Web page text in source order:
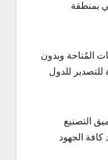
بمنطقة
المُتاحة وبدون
للتصدير للدول
التصنيع
كافة الجهود